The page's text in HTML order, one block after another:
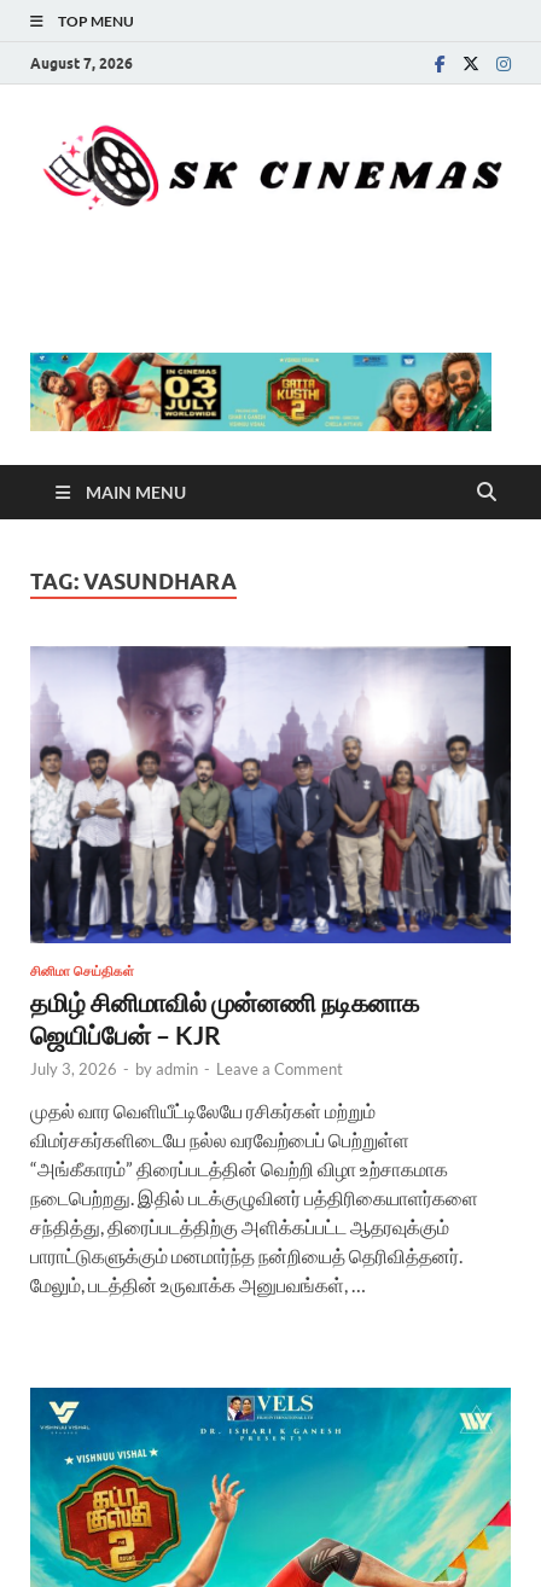
TOP MENU
August 7, 2026
MAIN MENU
TAG:VASUNDHARA
சினிமா செய்திகள்
தமிழ் சினிமாவில் முன்னணி நடிகனாக
ஜெயிப்பேன் – KJR
July 3, 2026 - byadmin - Leave a Comment
முதல் வார வெளியீட்டிலேயே ரசிகர்கள் மற்றும்
விமர்சகர்களிடையே நல்ல வரவேற்பைப் பெற்றுள்ள
“அங்கீகாரம்” திரைப்படத்தின் வெற்றி விழா உற்சாகமாக
நடைபெற்றது. இதில் படக்குழுவினர் பத்திரிகையாளர்களை
சந்தித்து, திரைப்படத்திற்கு அளிக்கப்பட்ட ஆதரவுக்கும்
பாராட்டுகளுக்கும் மனமார்ந்த நன்றியைத் தெரிவித்தனர்.
மேலும், படத்தின் உருவாக்க அனுபவங்கள், …